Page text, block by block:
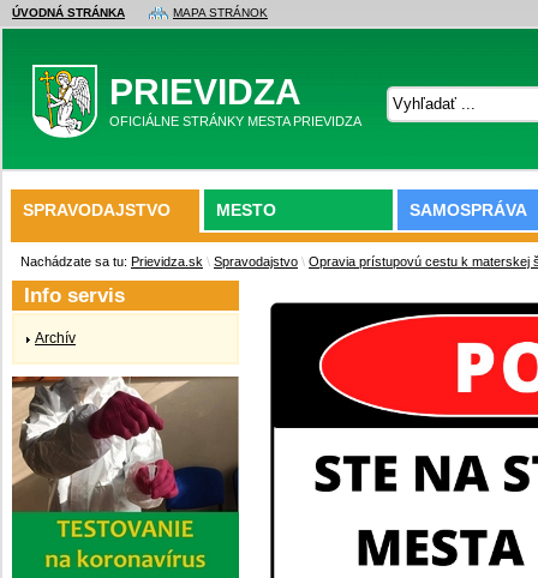
ÚVODNÁ STRÁNKA MAPA STRÁNOK
PRIEVIDZA
OFICIÁLNE STRÁNKY MESTA PRIEVIDZA
SPRAVODAJSTVO MESTO SAMOSPRÁVA
Nachádzate sa tu: Prievidza.sk \ Spravodajstvo \ Opravia prístupovú cestu k materskej
Info servis
Archív